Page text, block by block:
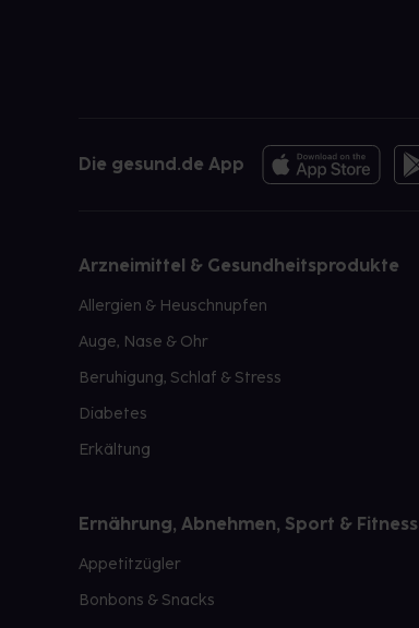
Die gesund.de App
Arzneimittel & Gesundheitsprodukte
Allergien & Heuschnupfen
Auge, Nase & Ohr
Beruhigung, Schlaf & Stress
Diabetes
Erkältung
Ernährung, Abnehmen, Sport & Fitness
Appetitzügler
Bonbons & Snacks